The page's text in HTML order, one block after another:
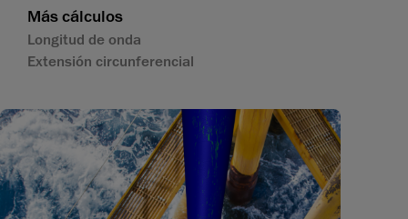
Más cálculos
Longitud de onda
Extensión circunferencial